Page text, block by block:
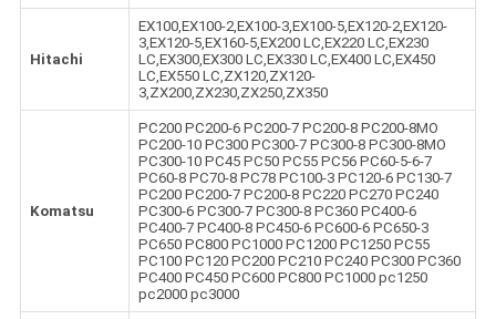
Hitachi
EX100,EX100-2,EX100-3,EX100-5,EX120-2,EX120-
3,EX120-5,EX160-5,EX200 LC,EX220 LC,EX230
LC,EX300,EX300 LC,EX330 LC,EX400 LC,EX450
LC,EX550 LC,ZX120,ZX120-
3,ZX200,ZX230,ZX250,ZX350
Komatsu
PC200 PC200-6 PC200-7 PC200-8 PC200-8MO
PC200-10 PC300 PC300-7 PC300-8 PC300-8MO
PC300-10 PC45 PC50 PC55 PC56 PC60-5-6-7
PC60-8 PC70-8 PC78 PC100-3 PC120-6 PC130-7
PC200 PC200-7 PC200-8 PC220 PC270 PC240
PC300-6 PC300-7 PC300-8 PC360 PC400-6
PC400-7 PC400-8 PC450-6 PC600-6 PC650-3
PC650 PC800 PC1000 PC1200 PC1250 PC55
PC100 PC120 PC200 PC210 PC240 PC300 PC360
PC400 PC450 PC600 PC800 PC1000 pc1250
pc2000 pc3000